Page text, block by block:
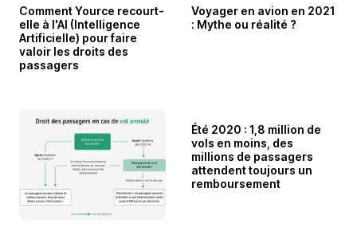
Comment Yource recourt-
elle à l'AI (Intelligence
Artificielle) pour faire
valoir les droits des
passagers
Voyager en avion en 2021
: Mythe ou réalité ?
Été 2020 : 1,8 million de
vols en moins, des
millions de passagers
attendent toujours un
remboursement